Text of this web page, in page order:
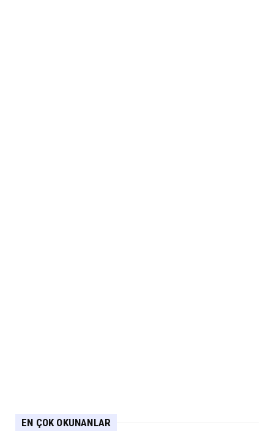
EN ÇOK OKUNANLAR